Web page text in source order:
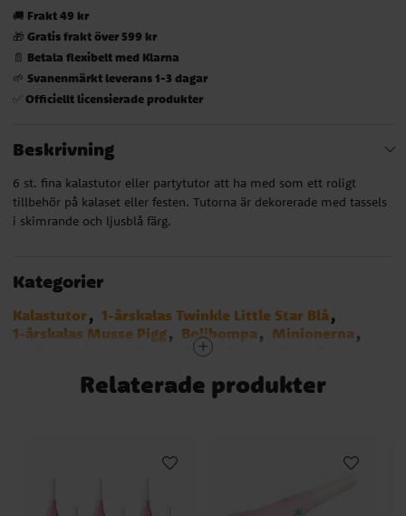
🚚 Frakt 49 kr
🎁 Gratis frakt över 599 kr
📄 Betala flexibelt med Klarna
🌱 Svanenmärkt leverans 1-3 dagar
✅ Officiellt licensierade produkter
Beskrivning
6 st. fina kalastutor eller partytutor att ha med som ett roligt
tillbehör på kalaset eller festen. Tutorna är dekorerade med tassels
i skimrande och ljusblå färg.
Kategorier
Kalastutor
1-årskalas Twinkle Little Star Blå
1-årskalas Musse Pigg
Bolibompa
Minionerna
SvampBob
Pandakalas
Blues Clues
Emil i Lönneberga
Sjöjungfru - Mermaid
Minecraft
Relaterade produkter